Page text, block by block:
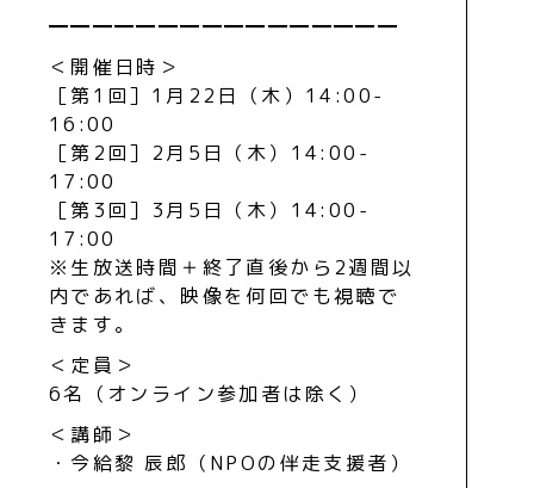
━━━━━━━━━━━━━━━━
＜開催日時＞
［第1回］1月22日（木）14:00-
16:00
［第2回］2月5日（木）14:00-
17:00
［第3回］3月5日（木）14:00-
17:00
※生放送時間＋終了直後から2週間以
内であれば、映像を何回でも視聴で
きます。
＜定員＞
6名（オンライン参加者は除く）
＜講師＞
・今給黎 辰郎（NPOの伴走支援者）